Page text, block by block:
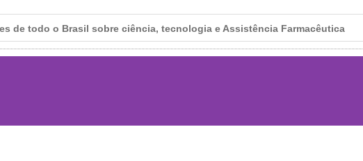
de todo o Brasil sobre ciência, tecnologia e Assistência Farmacêutica